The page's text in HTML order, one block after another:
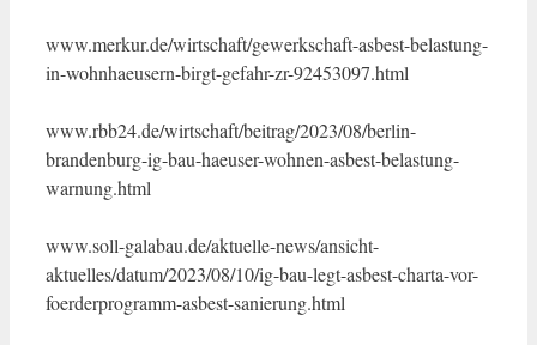
www.merkur.de/wirtschaft/gewerkschaft-asbest-belastung-
in-wohnhaeusern-birgt-gefahr-zr-92453097.html
www.rbb24.de/wirtschaft/beitrag/2023/08/berlin-
brandenburg-ig-bau-haeuser-wohnen-asbest-belastung-
warnung.html
www.soll-galabau.de/aktuelle-news/ansicht-
aktuelles/datum/2023/08/10/ig-bau-legt-asbest-charta-vor-
foerderprogramm-asbest-sanierung.html